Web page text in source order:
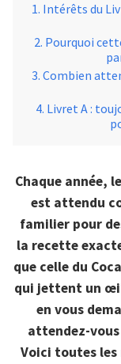
Intérêts du
Pourquoi
Combien
Livret A :
Chaque année,
est attendu
familier pour
la recette
que celle du
qui jettent un
en vous
attendez-
Voici toutes les